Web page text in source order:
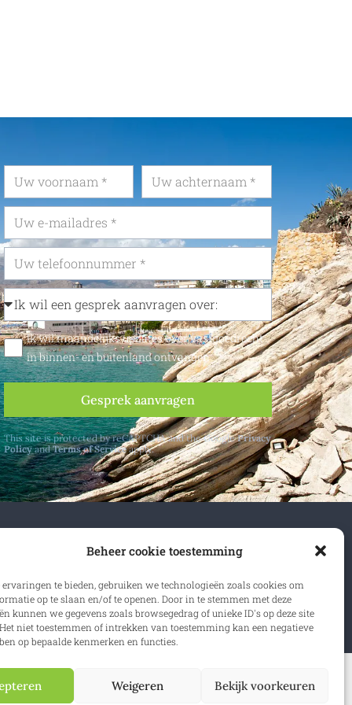
Beheer cookie toestemming
ervaringen te bieden, gebruiken we technologieën zoals cookies om
op te slaan en/of te openen. Door in te stemmen met deze
kunnen we gegevens zoals browsegedrag of unieke ID's op deze site
niet toestemmen of intrekken van toestemming kan een negatieve
op bepaalde kenmerken en functies.
Weigeren Bekijk voorkeuren
Ik wil maandelijks updates over vastgoedrecht
in binnen- en buitenland ontvangen
Gesprek aanvragen
This site is protected by reCAPTCHA and the GooglePrivacy
PolicyandTerms of Serviceapply.
en buitenland.
|